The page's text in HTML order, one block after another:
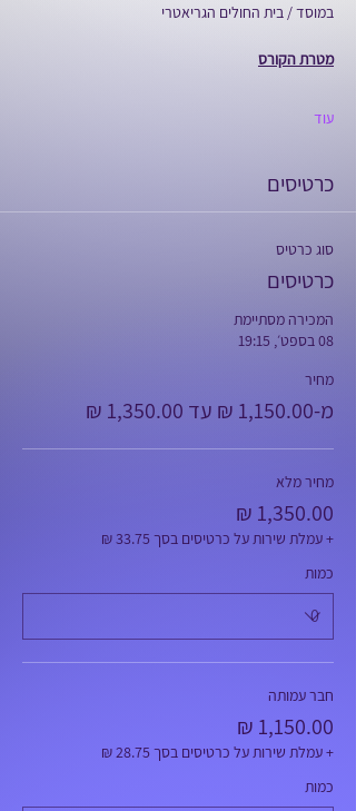
במוסד / בית החולים הגריאטרי
מטרת הקורס
עוד
כרטיסים
סוג כרטיס
כרטיסים
המכירה מסתיימת
08 בספט׳, 19:15
מחיר
מ-‏1,150.00 ‏₪ עד ‏1,350.00 ‏₪
מחיר מלא
+ עמלת שירות על כרטיסים בסך ‏33.75 ‏₪
כמות
חבר עמותה
+ עמלת שירות על כרטיסים בסך ‏28.75 ‏₪
כמות